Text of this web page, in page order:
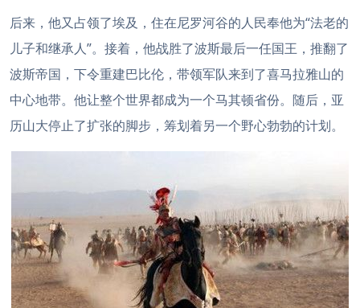
后来，他又占领了埃及，住在尼罗河谷的人民奉他为“法老的
儿子和继承人”。接着，他战胜了波斯最后一任国王，推翻了
波斯帝国，下令重建巴比伦，带领军队来到了喜马拉雅山的
中心地带。他让整个世界都成为一个马其顿省份。随后，亚
历山大停止了扩张的脚步，筹划着另一个野心勃勃的计划。